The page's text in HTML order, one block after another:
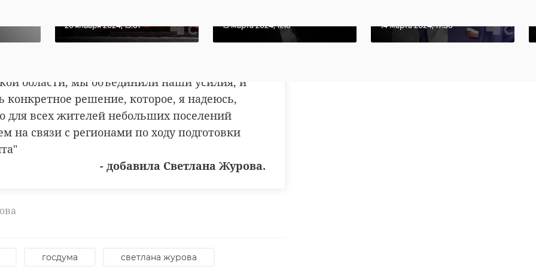
26 января 2024, 13:01 13 марта 2024, 11:16 14 марта 2024, 17:36
области, мы объединили наши усилия, и
конкретное решение, которое, я надеюсь,
для всех жителей небольших поселений
на связи с регионами по ходу подготовки
- добавила Светлана Журова.
госдума светлана журова